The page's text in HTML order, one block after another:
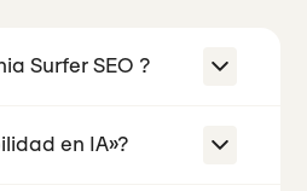
Surfer SEO ?
diferentes.
en IA»?